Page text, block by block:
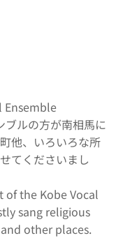
ブルの方が南相馬に
他、いろいろな所
てくださいまし
of the Kobe Vocal
sang religious
other places.